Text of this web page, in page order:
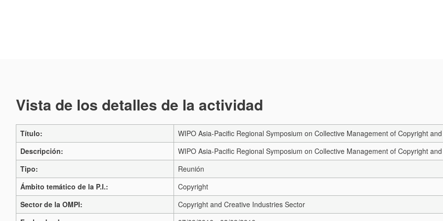
Vista de los detalles de la actividad
Título:
WIPO Asia-Pacific Regional Symposium on Collective Management of Copyright
Descripción:
WIPO Asia-Pacific Regional Symposium on Collective Management of Copyright
Tipo:
Reunión
Ámbito temático de la P.I.:
Copyright
Sector de la OMPI:
Copyright and Creative Industries Sector